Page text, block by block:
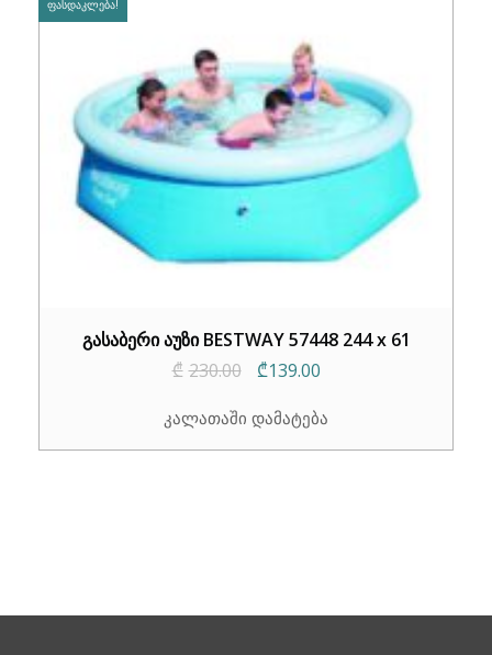
ᲤᲐᲡᲓᲐᲙᲚᲔᲑᲐ!
გასაბერი აუზი BESTWAY 57448 244 x 61
₾ 230.00
Original
was:
₾139.00Current
is:
კალათაში დამატება